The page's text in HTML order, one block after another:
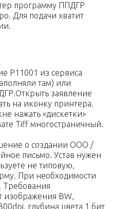
программу ППДГР
Для подачи хватит
Р11001 из сервиса
там) или
заявление
на иконку принтера.
нажать «дискетки»
Tiff многостраничный.
о создании ООО /
письмо. Устав нужен
не типовую,
При необходимости
Требования
BW,
глубина цвета 1 бит